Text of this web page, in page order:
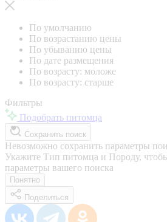
По умолчанию
По возрастанию цены
По убыванию цены
По дате размещения
По возрасту: моложе
По возрасту: старше
Фильтры
Подобрать питомца
Сохранить поиск
Невозможно сохранить параметры
Укажите Тип питомца и Породу,
параметры вашего поиска
Понятно
Поделиться